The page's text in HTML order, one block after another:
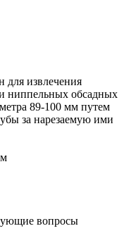
для извлечения
ниппельных обсадных
89-100 мм путем
за нарезаемую ими
вопросы